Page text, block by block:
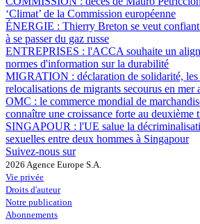
‘Climat’ de la Commission européenne
ÉNERGIE : Thierry Breton se veut
à se passer du gaz russe
ENTREPRISES : l'ACCA souhaite un
normes d'information sur la durabilité
MIGRATION : déclaration de solidarité,
relocalisations de migrants secourus en mer
OMC : le commerce mondial de
connaître une croissance forte au deuxième
SINGAPOUR : l'UE salue la
sexuelles entre deux hommes à Singapour
Suivez-nous sur
2026 Agence Europe S.A.
Vie privée
Droits d'auteur
Notre publication
Abonnements